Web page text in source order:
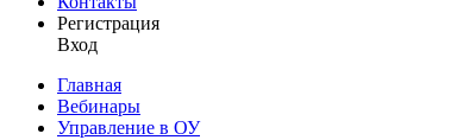
Регистрация
Вход
Главная
Вебинары
Управление в ОУ